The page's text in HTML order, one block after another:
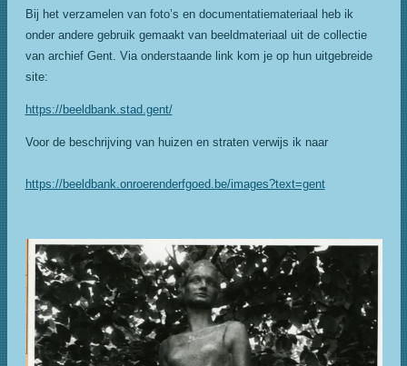
Bij het verzamelen van foto’s en documentatiemateriaal heb ik
onder andere gebruik gemaakt van beeldmateriaal uit de collectie
van archief Gent. Via onderstaande link kom je op hun uitgebreide
site:
https://beeldbank.stad.gent/
Voor de beschrijving van huizen en straten verwijs ik naar
https://beeldbank.onroerenderfgoed.be/images?text=gent